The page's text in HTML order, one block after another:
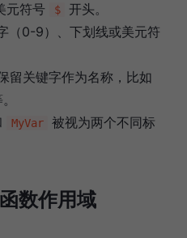
元符号 $
开头。
（0-9）、下划线或美元符
留关键字作为名称，比如
MyVar
被视为两个不同标
数作用域